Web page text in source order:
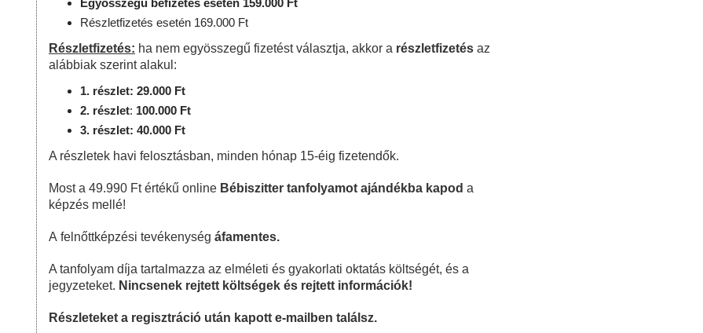
Egyösszegű befizetés esetén 159.000 Ft
Részletfizetés esetén 169.000 Ft
Részletfizetés: ha nem egyösszegű fizetést választja, akkor a részletfizetés az
alábbiak szerint alakul:
1. részlet: 29.000 Ft
2. részlet: 100.000 Ft
3. részlet: 40.000 Ft
A részletek havi felosztásban, minden hónap 15-éig fizetendők.
Most a 49.990 Ft értékű online Bébiszitter tanfolyamot ajándékba kapod a
képzés mellé!
A felnőttképzési tevékenység áfamentes.
A tanfolyam díja tartalmazza az elméleti és gyakorlati oktatás költségét, és a
jegyzeteket. Nincsenek rejtett költségek és rejtett információk!
Részleteket a regisztráció után kapott e-mailben találsz.